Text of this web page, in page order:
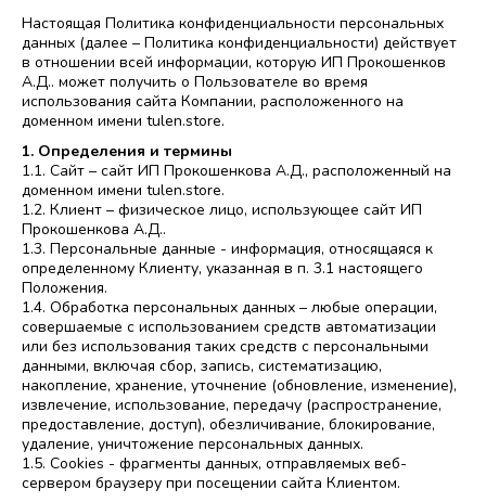
Настоящая Политика конфиденциальности персональных
данных (далее – Политика конфиденциальности) действует
в отношении всей информации, которую ИП Прокошенков
А.Д.. может получить о Пользователе во время
использования сайта Компании, расположенного на
доменном имени tulen.store.
1. Определения и термины
1.1. Сайт – сайт ИП Прокошенкова А.Д., расположенный на
доменном имени tulen.store.
1.2. Клиент – физическое лицо, использующее сайт ИП
Прокошенкова А.Д..
1.3. Персональные данные - информация, относящаяся к
определенному Клиенту, указанная в п. 3.1 настоящего
Положения.
1.4. Обработка персональных данных – любые операции,
совершаемые с использованием средств автоматизации
или без использования таких средств с персональными
данными, включая сбор, запись, систематизацию,
накопление, хранение, уточнение (обновление, изменение),
извлечение, использование, передачу (распространение,
предоставление, доступ), обезличивание, блокирование,
удаление, уничтожение персональных данных.
1.5. Cookies - фрагменты данных, отправляемых веб-
сервером браузеру при посещении сайта Клиентом.